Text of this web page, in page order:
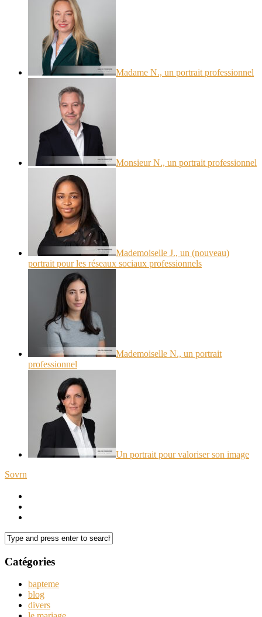
Madame N., un portrait professionnel
Monsieur N., un portrait professionnel
Mademoiselle J., un (nouveau)
portrait pour les réseaux sociaux professionnels
Mademoiselle N., un portrait
professionnel
Un portrait pour valoriser son image
Sovrn
Catégories
bapteme
blog
divers